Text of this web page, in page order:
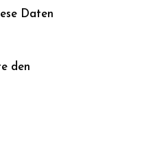
Daten
den